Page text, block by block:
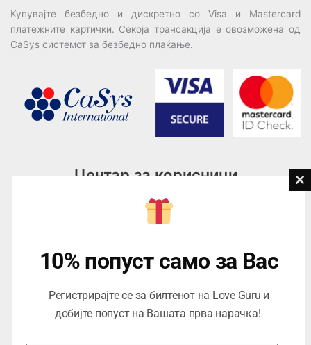
Купувајте безбедно и дискретно со Visa и Mastercard
платежните картички. Секоја трансакција е овозможена од
CaSys системот за безбедно плаќање.
Центар за корисници
076945497; 076945498
contact@loveguru.mk
Саб – Нед: 10-18
10% попуст само за Вас
Регистрирајте се за билтенот на Love Guru и
добијте попуст на Вашата прва нарачка!